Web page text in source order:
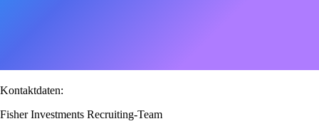
Kontaktdaten:
Fisher Investments Recruiting-Team